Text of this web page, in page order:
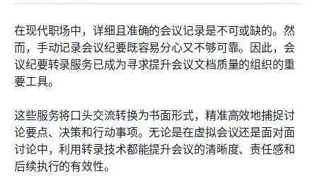
在现代职场中，详细且准确的会议记录是不可或缺的。然
而，手动记录会议纪要既容易分心又不够可靠。因此，会
议纪要转录服务已成为寻求提升会议文档质量的组织的重
要工具。
这些服务将口头交流转换为书面形式，精准高效地捕捉讨
论要点、决策和行动事项。无论是在虚拟会议还是面对面
讨论中，利用转录技术都能提升会议的清晰度、责任感和
后续执行的有效性。
会议记录转录服务的关键特点您应关注的方面
利用人工智能驱动的转录技术获取可操作的会议洞察
8个最佳会议记录转录服务
为您的团队选择最佳会议记录转录服务的方法
常见问题